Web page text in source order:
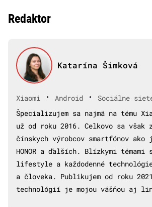
Redaktor
Katarína Šimková
Xiaomi • Android •
Sociálne
Špecializujem sa najmä na tému
už od roku 2016. Celkovo sa však
čínskych výrobcov smartfónov ako
HONOR a ďalších. Blízkymi témami
lifestyle a každodenné
a človeka. Publikujem od roku
technológií je mojou vášňou aj